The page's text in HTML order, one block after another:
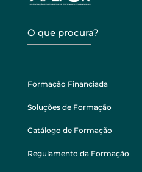
O que procura?
Formação Financiada
Soluções de Formação
Catálogo de Formação
Regulamento da Formação